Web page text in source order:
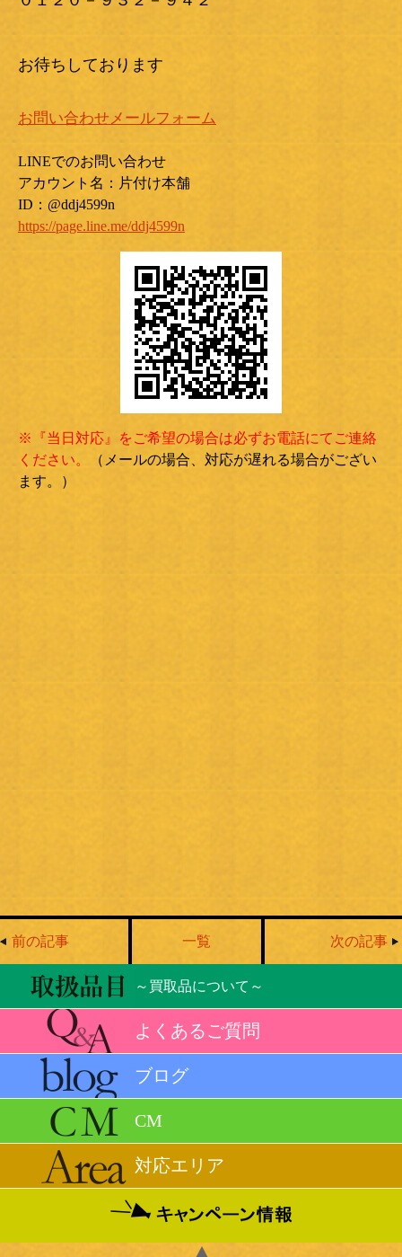
お待ちしております
お問い合わせメールフォーム
LINEでのお問い合わせ
アカウント名：片付け本舗
ID：@ddj4599n
https://page.line.me/ddj4599n
※『当日対応』をご希望の場合は必ずお電話にてご連絡
ください。
（メールの場合、対応が遅れる場合がござい
ます。）
前の記事 一覧 次の記事
～買取品について～
よくあるご質問
ブログ
CM
対応エリア